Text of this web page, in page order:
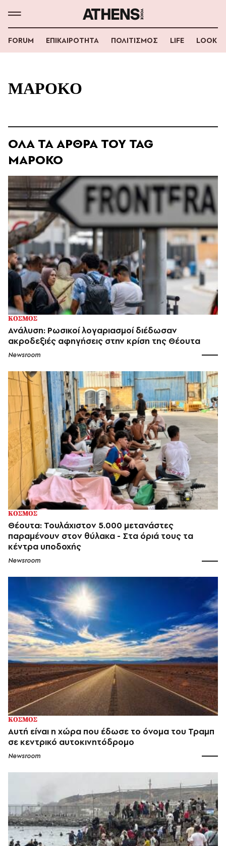
FORUM ΕΠΙΚΑΙΡΟΤΗΤΑ ΠΟΛΙΤΙΣΜΟΣ LIFE LOOK
ΜΑΡΟΚΟ
ΟΛΑ ΤΑ ΑΡΘΡΑ ΤΟΥ TAG
ΜΑΡΟΚΟ
ΚΟΣΜΟΣ
Ανάλυση: Ρωσικοί λογαριασμοί διέδωσαν
ακροδεξιές αφηγήσεις στην κρίση της Θέουτα
Newsroom
ΚΟΣΜΟΣ
Θέουτα: Τουλάχιστον 5.000 μετανάστες
παραμένουν στον θύλακα - Στα όριά τους τα
κέντρα υποδοχής
Newsroom
ΚΟΣΜΟΣ
Αυτή είναι η χώρα που έδωσε το όνομα του Τραμπ
σε κεντρικό αυτοκινητόδρομο
Newsroom